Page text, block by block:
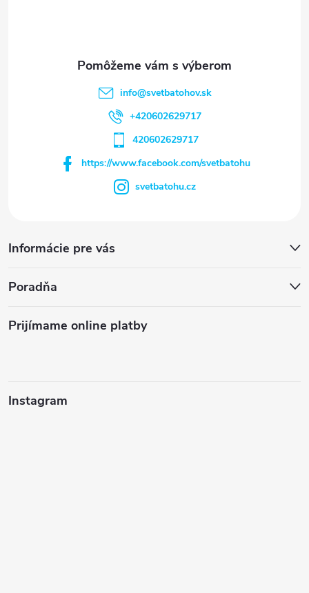
info@svetbatohov.sk
+420602629717
420602629717
https://www.facebook.com/svetbatohu
svetbatohu.cz
Informácie pre vás
Poradňa
Prijímame online platby
Instagram